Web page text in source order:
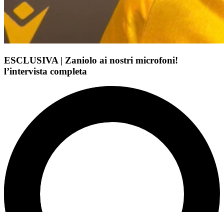
ESCLUSIVA | Zaniolo ai nostri microfoni!
l’intervista completa